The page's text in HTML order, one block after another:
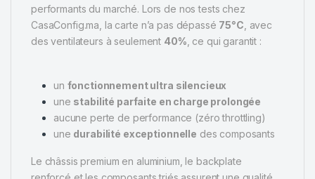
performants du marché. Lors de nos tests chez
CasaConfig.ma, la carte n’a pas dépassé 75°C , avec
des ventilateurs à seulement 40% , ce qui garantit :
un fonctionnement ultra silencieux
une stabilité parfaite en charge prolongée
aucune perte de performance (zéro throttling)
une durabilité exceptionnelle des composants
Le châssis premium en aluminium, le backplate